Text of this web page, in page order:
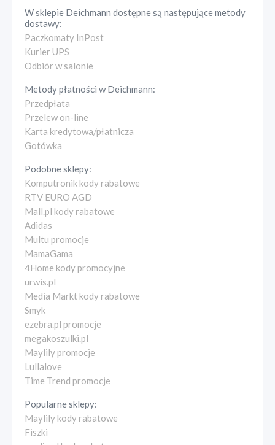
W sklepie Deichmann dostępne są następujące metody
dostawy:
Paczkomaty InPost
Kurier UPS
Odbiór w salonie
Metody płatności wDeichmann:
Przedpłata
Przelew on-line
Karta kredytowa/płatnicza
Gotówka
Podobne sklepy:
Komputronik kody rabatowe
RTV EURO AGD
Mall.pl kody rabatowe
Adidas
Multu promocje
MamaGama
4Home kody promocyjne
urwis.pl
Media Markt kody rabatowe
Smyk
ezebra.pl promocje
megakoszulki.pl
Maylily promocje
Lullalove
Time Trend promocje
Popularne sklepy:
Maylily kody rabatowe
Fiszki